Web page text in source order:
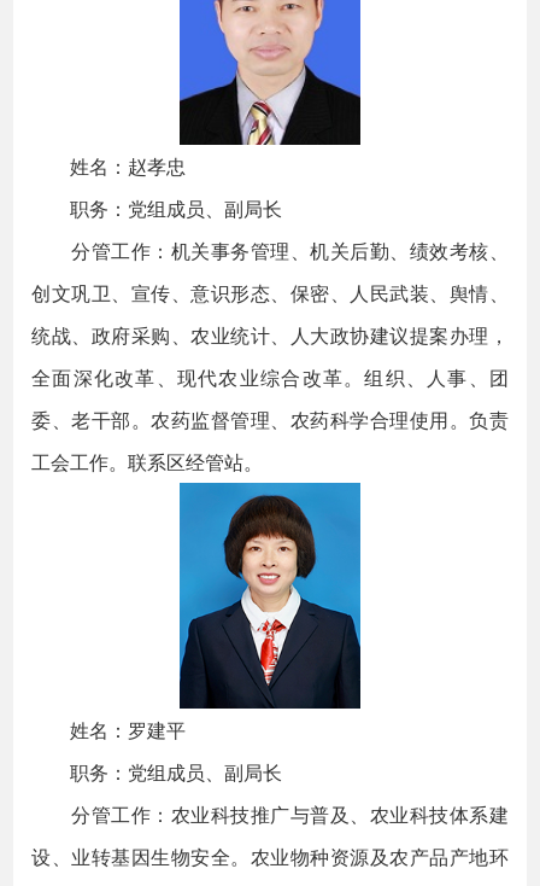
姓名：赵孝忠
职务：党组成员、副局长
分管工作：机关事务管理、机关后勤、绩效考核、
创文巩卫、宣传、意识形态、保密、人民武装、舆情、
统战、政府采购、农业统计、人大政协建议提案办理，
全面深化改革、现代农业综合改革。组织、人事、团
委、老干部。农药监督管理、农药科学合理使用。负责
工会工作。联系区经管站。
姓名：罗建平
职务：党组成员、副局长
分管工作：农业科技推广与普及、农业科技体系建
设、业转基因生物安全。农业物种资源及农产品产地环